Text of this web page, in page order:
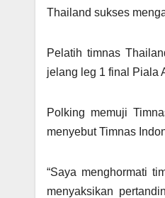
Thailand sukses
Pelatih timnas
jelang leg 1 final Piala
Polking memuji
menyebut Timnas
“Saya menghormati
menyaksikan